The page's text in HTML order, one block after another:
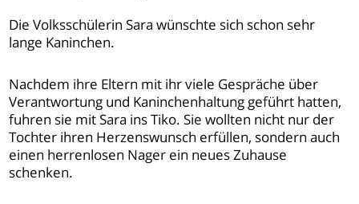
Die Volksschülerin Sara wünschte sich schon sehr
lange Kaninchen.
Nachdem ihre Eltern mit ihr viele Gespräche über
Verantwortung und Kaninchenhaltung geführt hatten,
fuhren sie mit Sara ins Tiko. Sie wollten nicht nur der
Tochter ihren Herzenswunsch erfüllen, sondern auch
einen herrenlosen Nager ein neues Zuhause
schenken.